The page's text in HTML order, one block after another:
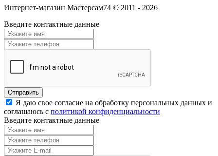
Интернет-магазин Мастерсам74 © 2011 - 2026
Введите контактные данные
Я даю свое согласие на обработку персональных данных и
соглашаюсь с политикой конфиденциальности
Введите контактные данные